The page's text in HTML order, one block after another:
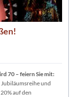
70 – feiern Sie mit:
und
auf den